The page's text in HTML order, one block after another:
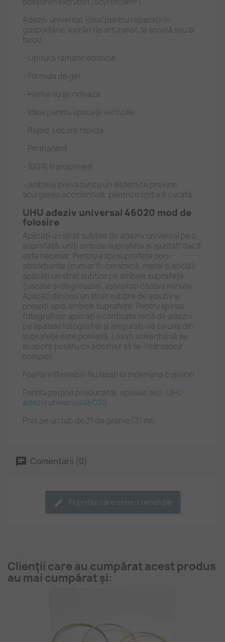
Adeziv universal, ideal pentru reparaţii în
gospodărie, lucrări de artizanat, la şcoală sau la
birou.
- Lipitura ramane elastica
- Formula de gel
- Hartia nu se rideaza
- Ideal pentru aplicaţii verticale
- Rapid, uscare rapida
- Permanent
- 100% transparent
- ambalaj prevazut cu un sistem ce previne
scurgerea accidentală, pentru o lipitură curată.
UHU adeziv universal 46020 mod de
folosire
Aplicaţi un strat subţire de adeziv universal pe o
suprafaţă, uniţi ambele suprafeţe şi ajustaţi dacă
este necesar. Pentru a lipi suprafeţe non-
absorbante (cum ar fi: ceramică, metal şi sticlă)
aplicaţi un strat subţire pe ambele suprafeţe
(uscate şi degresate), aşteptaţi câteva minute.
Aplicaţi din nou un strat subţire de adeziv şi
presaţi apoi ambele suprafeţe. Pentru lipirea
fotografiilor aplicaţi o cantitate mică de adeziv
pe spatele fotografiei şi asiguraţi-vă ca una din
suprafeţe este poroasă. Lăsaţi solventul să se
evapore pentru ca adezivul să se întărească
complet.
Foarte inflamabil! Nu lasati la indemana copiilor!
Pentru pagina producator, apasati aici: UHU
adeziv universal 46020
Pret pe un tub de 31 de grame (31 ml).
Comentarii (0)
Fii primul care scrie o recenzie
Clienții care au cumpărat acest produs
au mai cumpărat și: